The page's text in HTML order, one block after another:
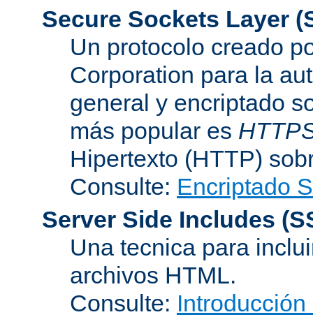
Secure Sockets Layer
Un protocolo creado
Corporation para la
general y encriptado
más popular es
Hipertexto (HTTP)
Consulte: Encriptado
Server Side Includes
Una tecnica para
archivos HTML.
Consulte: